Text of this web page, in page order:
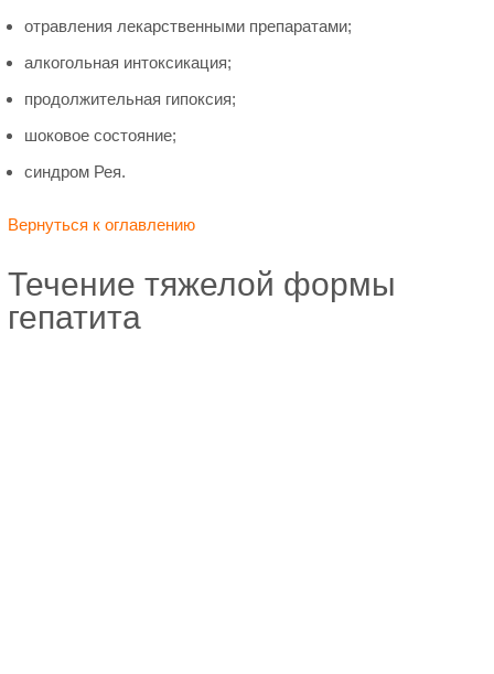
отравления лекарственными препаратами;
алкогольная интоксикация;
продолжительная гипоксия;
шоковое состояние;
синдром Рея.
Вернуться к оглавлению
Течение тяжелой формы
гепатита